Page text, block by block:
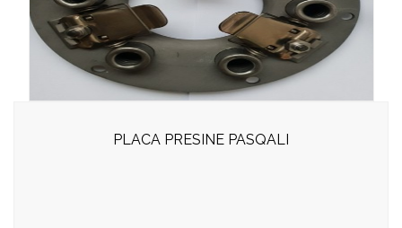
PLACA PRESINE PASQALI